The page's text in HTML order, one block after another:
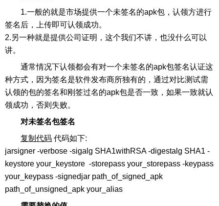
1.一般的就是市场提供一个未签名的apk包，认领方进行
签名后，上传即可认领成功。
2.另一种就是提供公司证明，这个我们不讲，也没什么可以
讲。
通常情况下认领都会有对一个未签名的apk包签名认证这
种方式，因为签名是软件发布商所独有的，通过对比测试需
认领的包的签名和刚签过名的apk包是否一致，如果一致就认
领成功，否则失败。
对未签名包签名
复制代码 代码如下:
jarsigner -verbose -sigalg SHA1withRSA -digestalg SHA1 -
keystore your_keystore -storepass your_storepass -keypass
your_keypass -signedjar path_of_signed_apk
path_of_unsigned_apk your_alias